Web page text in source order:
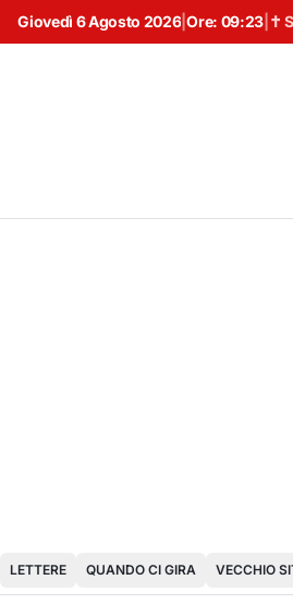
Giovedì 6 Agosto 2026 |Ore: 09:23| ✝
LETTERE QUANDO CI GIRA VECCHIO